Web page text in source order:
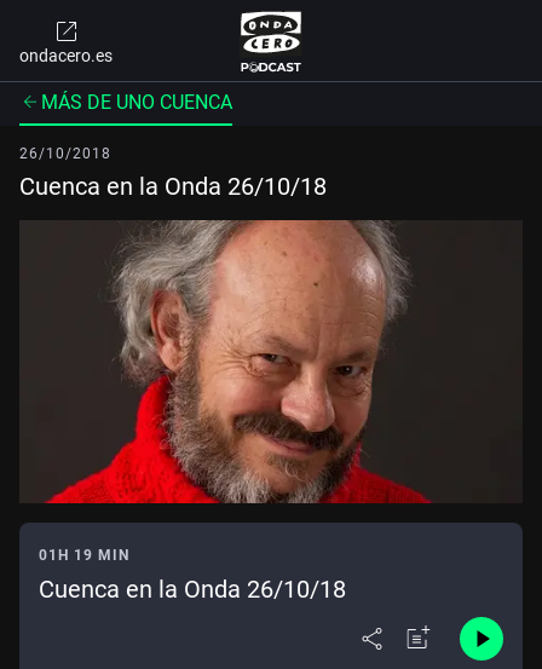
ondacero.es
MÁS DE UNO CUENCA
26/10/2018
Cuenca en la Onda 26/10/18
01H 19 MIN
Cuenca en la Onda 26/10/18